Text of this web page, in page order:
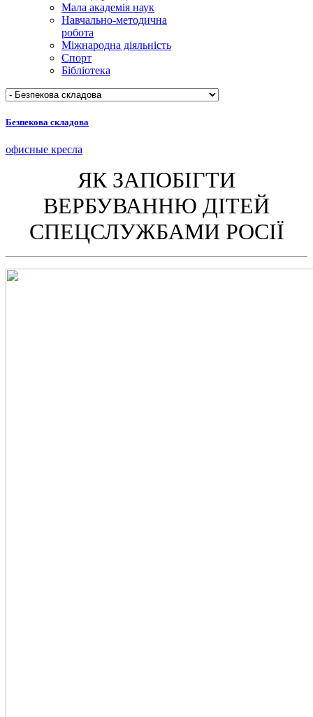
Мала академія наук
Навчально-методична
робота
Міжнародна діяльність
Спорт
Бібліотека
Безпекова складова
офисные кресла
ЯК ЗАПОБІГТИ
ВЕРБУВАННЮ ДІТЕЙ
СПЕЦСЛУЖБАМИ РОСІЇ